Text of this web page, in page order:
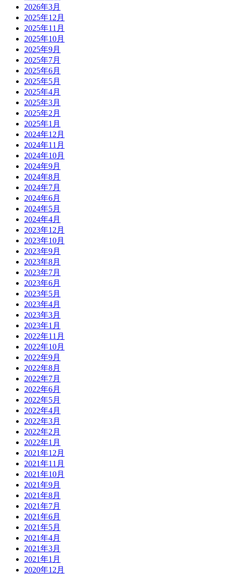
2026年3月
2025年12月
2025年11月
2025年10月
2025年9月
2025年7月
2025年6月
2025年5月
2025年4月
2025年3月
2025年2月
2025年1月
2024年12月
2024年11月
2024年10月
2024年9月
2024年8月
2024年7月
2024年6月
2024年5月
2024年4月
2023年12月
2023年10月
2023年9月
2023年8月
2023年7月
2023年6月
2023年5月
2023年4月
2023年3月
2023年1月
2022年11月
2022年10月
2022年9月
2022年8月
2022年7月
2022年6月
2022年5月
2022年4月
2022年3月
2022年2月
2022年1月
2021年12月
2021年11月
2021年10月
2021年9月
2021年8月
2021年7月
2021年6月
2021年5月
2021年4月
2021年3月
2021年1月
2020年12月